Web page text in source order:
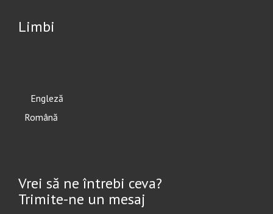
Limbi
English
Română
Vrei să ne întrebi ceva?
Trimite-ne un mesaj